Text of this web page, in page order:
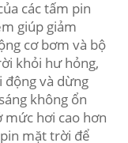
các tấm pin
giúp giảm
cơ bơm và bộ
khỏi hư hỏng,
động và dừng
không ổn
mức hơi cao hơn
mặt trời để